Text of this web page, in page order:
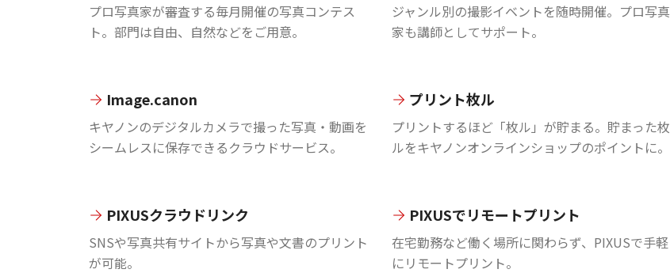
プロ写真家が審査する毎月開催の写真コンテス
ト。部門は自由、自然などをご用意。
ジャンル別の撮影イベントを随時開催。プロ写真
家も講師としてサポート。
Image.canon
キヤノンのデジタルカメラで撮った写真・動画を
シームレスに保存できるクラウドサービス。
プリント枚ル
プリントするほど「枚ル」が貯まる。貯まった枚
ルをキヤノンオンラインショップのポイントに。
PIXUSクラウドリンク
SNSや写真共有サイトから写真や文書のプリント
が可能。
PIXUSでリモートプリント
在宅勤務など働く場所に関わらず、PIXUSで手軽
にリモートプリント。